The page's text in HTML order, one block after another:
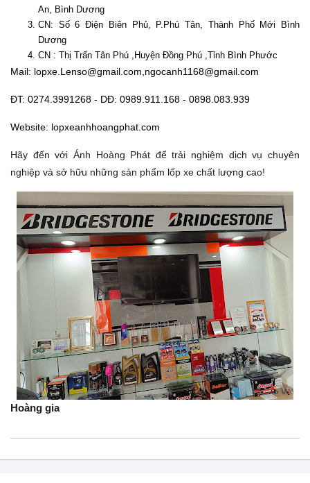
An, Bình Dương
CN: Số 6 Điện Biên Phủ, P.Phú Tân, Thành Phố Mới Bình
Dương
CN : Thị Trấn Tân Phú ,Huyện Đồng Phú ,Tỉnh Bình Phước
Mail: lopxe.Lenso@gmail.com ngocanh1168@gmail.com
ĐT: 0274.3991268 - DĐ: 0989.911.168 - 0898.083.939
Website: lopxeanhhoangphat.com
Hãy đến với Ánh Hoàng Phát để trải nghiệm dịch vụ chuyên
nghiệp và sở hữu những sản phẩm lốp xe chất lượng cao!
Hoàng gia